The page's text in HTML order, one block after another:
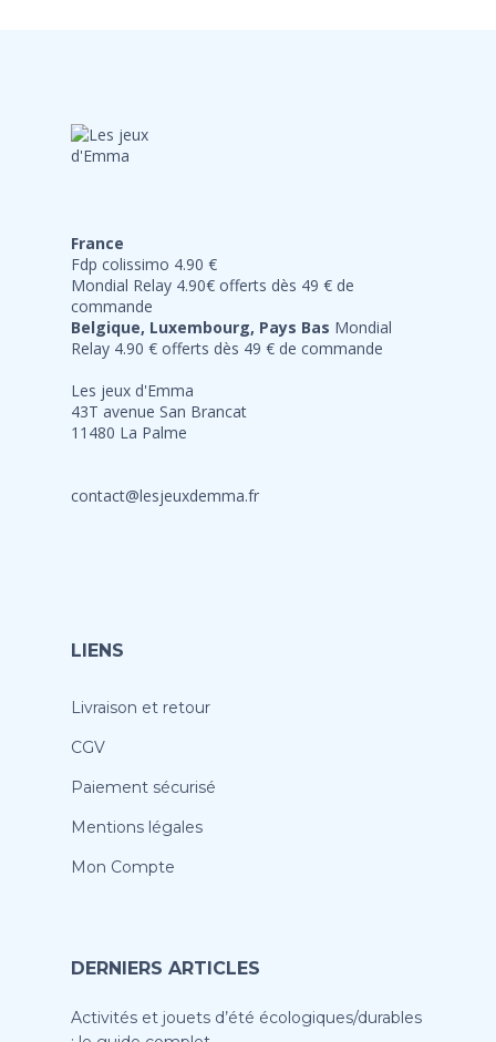
France
Fdp colissimo 4.90 €
Mondial Relay 4.90€ offerts dès 49 € de
commande
Belgique, Luxembourg, Pays Bas Mondial
Relay 4.90 € offerts dès 49 € de commande
Les jeux d'Emma
43T avenue San Brancat
11480 La Palme
contact@lesjeuxdemma.fr
LIENS
Livraison et retour
CGV
Paiement sécurisé
Mentions légales
Mon Compte
DERNIERS ARTICLES
Activités et jouets d’été écologiques/durables